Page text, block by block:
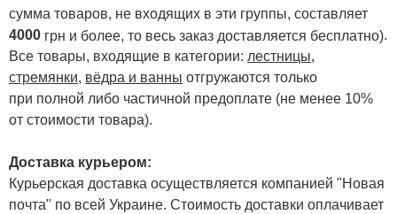
сумма товаров, не входящих в эти группы, составляет
4000 грн и более, то весь заказ доставляется бесплатно).
Все товары, входящие в категории: лестницы,
стремянки, вёдра и ванны отгружаются только
при полной либо частичной предоплате (не менее 10%
от стоимости товара).
Доставка курьером:
Курьерская доставка осуществляется компанией "Новая
почта" по всей Украине. Стоимость доставки оплачивает